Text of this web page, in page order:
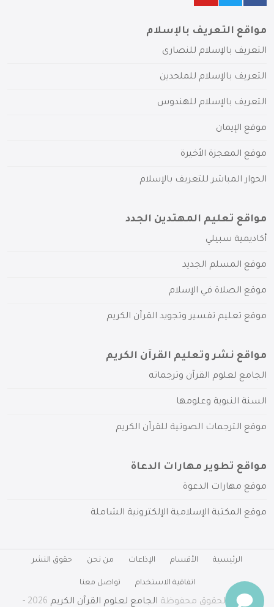
مواقع التعريف بالإسلام
التعريف بالإسلام للنصارى
التعريف بالإسلام للملحدين
التعريف بالإسلام للهندوس
موقع الإيمان
موقع المعجزة الأخيرة
الحوار المباشر للتعريف بالإسلام
مواقع تعليم المهتدين الجدد
أكاديمية سبيلي
موقع المسلم الجديد
موقع الصلاة في الإسلام
موقع تعليم تفسير وتجويد القرآن الكريم
مواقع نشر وتعليم القرآن الكريم
الجامع لعلوم القرآن وترجماته
السنة النبوية وعلومها
موقع الترجمات الصوتية للقرآن الكريم
مواقع تطوير مهارات الدعاة
موقع مهارات الدعوة
موقع المكتبة الإسلامية الإلكترونية الشاملة
الرئيسية الأقسام الإذاعات من نحن حقوق النشر
اتفاقية الاستخدام تواصل معنا
جميع الحقوق محفوظة الجامع لعلوم القرآن الكريم 2026 -